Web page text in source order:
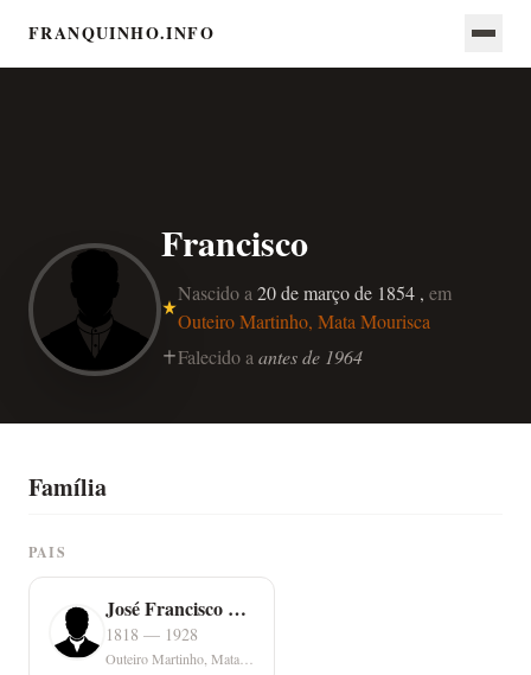
FRANQUINHO.INFO
Francisco
Nascido a 20 de março de 1854 , em
Outeiro Martinho, Mata Mourisca
Falecido a antes de 1964
Família
PAIS
José Francisco Grazina
1818 — 1928